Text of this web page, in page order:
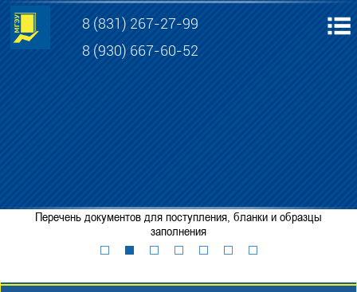
8 (831) 267-27-99
8 (930) 667-60-52
Перечень документов для поступления, бланки и образцы
заполнения
Забронировать место
Личный кабинет для абитуриента